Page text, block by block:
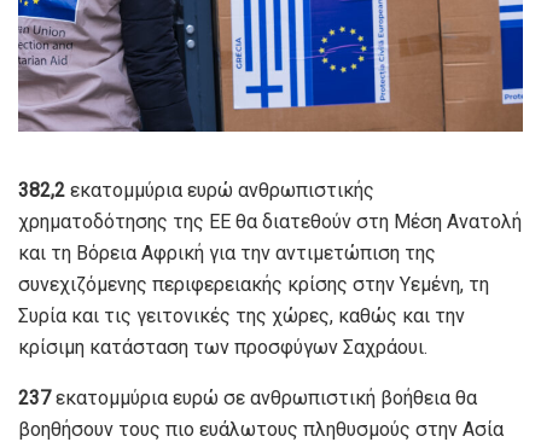
382,2 εκατομμύρια ευρώ ανθρωπιστικής
χρηματοδότησης της ΕΕ θα διατεθούν στη Μέση Ανατολή
και τη Βόρεια Αφρική για την αντιμετώπιση της
συνεχιζόμενης περιφερειακής κρίσης στην Υεμένη, τη
Συρία και τις γειτονικές της χώρες, καθώς και την
κρίσιμη κατάσταση των προσφύγων Σαχράουι.
237εκατομμύρια ευρώ σε ανθρωπιστική βοήθεια θα
βοηθήσουν τους πιο ευάλωτους πληθυσμούς στην Ασία